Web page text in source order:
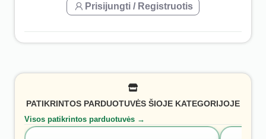
Prisijungti / Registruotis
PATIKRINTOS PARDUOTUVĖS ŠIOJE KATEGORIJOJE
Visos patikrintos parduotuvės →